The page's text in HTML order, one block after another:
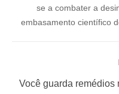
se a combater a
embasamento científico
P
Você guarda remédios